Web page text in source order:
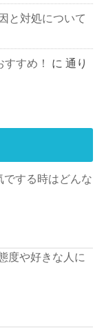
と対処について
すめ！ に通り
する時はどんな
度や好きな人に